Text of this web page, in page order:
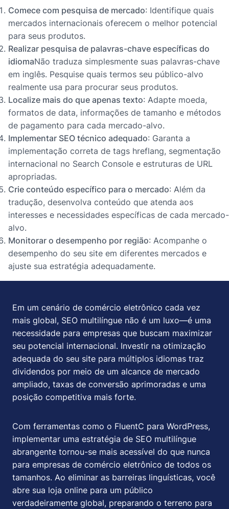
Comece com pesquisa de mercado: Identifique quais
mercados internacionais oferecem o melhor potencial
para seus produtos.
Realizar pesquisa de palavras-chave específicas do
idiomaNão traduza simplesmente suas palavras-chave
em inglês. Pesquise quais termos seu público-alvo
realmente usa para procurar seus produtos.
Localize mais do que apenas texto: Adapte moeda,
formatos de data, informações de tamanho e métodos
de pagamento para cada mercado-alvo.
Implementar SEO técnico adequado: Garanta a
implementação correta de tags hreflang, segmentação
internacional no Search Console e estruturas de URL
apropriadas.
Crie conteúdo específico para o mercado: Além da
tradução, desenvolva conteúdo que atenda aos
interesses e necessidades específicas de cada mercado-
alvo.
Monitorar o desempenho por região: Acompanhe o
desempenho do seu site em diferentes mercados e
ajuste sua estratégia adequadamente.
Em um cenário de comércio eletrônico cada vez
mais global, SEO multilíngue não é um luxo—é uma
necessidade para empresas que buscam maximizar
seu potencial internacional. Investir na otimização
adequada do seu site para múltiplos idiomas traz
dividendos por meio de um alcance de mercado
ampliado, taxas de conversão aprimoradas e uma
posição competitiva mais forte.
Com ferramentas como o FluentC para WordPress,
implementar uma estratégia de SEO multilíngue
abrangente tornou-se mais acessível do que nunca
para empresas de comércio eletrônico de todos os
tamanhos. Ao eliminar as barreiras linguísticas, você
abre sua loja online para um público
verdadeiramente global, preparando o terreno para